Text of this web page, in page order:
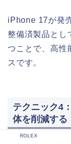
iPhone 17が発
整備済製品とし
つことで、高性
スです。
テクニック4
体を削減する
ROLEX